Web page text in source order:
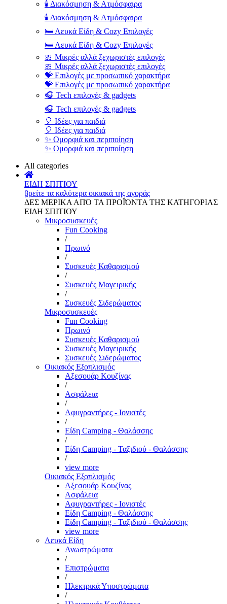
🕯️ Διακόσμηση & Ατμόσφαιρα
🕯️ Διακόσμηση & Ατμόσφαιρα
🛏️ Λευκά Είδη & Cozy Επιλογές
🛏️ Λευκά Είδη & Cozy Επιλογές
🎀 Μικρές αλλά ξεχωριστές επιλογές
🎀 Μικρές αλλά ξεχωριστές επιλογές
💝 Επιλογές με προσωπικό χαρακτήρα
💝 Επιλογές με προσωπικό χαρακτήρα
🎧 Tech επιλογές & gadgets
🎧 Tech επιλογές & gadgets
🎈 Ιδέες για παιδιά
🎈 Ιδέες για παιδιά
✨ Ομορφιά και περιποίηση
✨ Ομορφιά και περιποίηση
All categories
ΕΙΔΗ ΣΠΙΤΙΟΥ
βρείτε τα καλύτερα οικιακά της αγοράς
ΔΕΣ ΜΕΡΙΚΑ ΑΠΌ ΤΑ ΠΡΟΪΌΝΤΑ ΤΗΣ ΚΑΤΗΓΟΡΙΑΣ
ΕΙΔΗ ΣΠΙΤΙΟΥ
Μικροσυσκευές
Fun Cooking
/
Πρωινό
/
Συσκευές Καθαρισμού
/
Συσκευές Μαγειρικής
/
Συσκευές Σιδερώματος
Μικροσυσκευές
Fun Cooking
Πρωινό
Συσκευές Καθαρισμού
Συσκευές Μαγειρικής
Συσκευές Σιδερώματος
Οικιακός Εξοπλισμός
Αξεσουάρ Κουζίνας
/
Ασφάλεια
/
Αφυγραντήρες - Ιονιστές
/
Είδη Camping - Θαλάσσης
/
Είδη Camping - Ταξιδιού - Θαλάσσης
/
view more
Οικιακός Εξοπλισμός
Αξεσουάρ Κουζίνας
Ασφάλεια
Αφυγραντήρες - Ιονιστές
Είδη Camping - Θαλάσσης
Είδη Camping - Ταξιδιού - Θαλάσσης
view more
Λευκά Είδη
Ανωστρώματα
/
Επιστρώματα
/
Ηλεκτρικά Υποστρώματα
/